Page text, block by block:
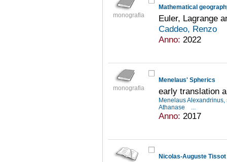
monografia
Mathematical
Euler, Lagrange
Caddeo, Renzo
Anno: 2022
monografia
Menelaus' Spherics
early translation
Menelaus Alexandrinus,
Athanase
...
Anno: 2017
Nicolas-Auguste Tissot